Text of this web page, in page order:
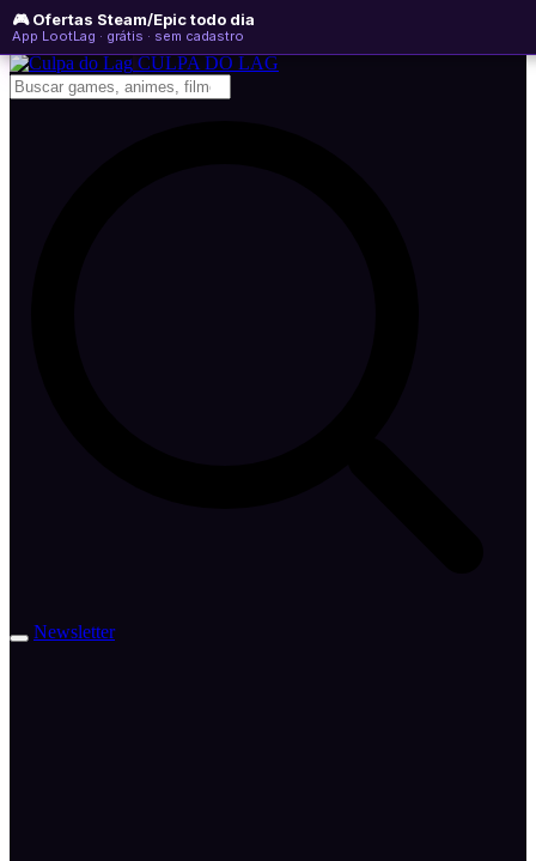
🎮 Ofertas Steam/Epic todo dia
App LootLag · grátis · sem cadastro
sexta-feira, 07 de agosto de 2026
Newsletter
CULPA DO LAG
Newsletter